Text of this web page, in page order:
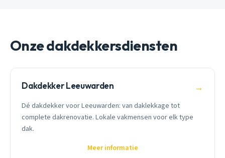
Onze dakdekkersdiensten
Dakdekker Leeuwarden →
Dé dakdekker voor Leeuwarden: van daklekkage tot
complete dakrenovatie. Lokale vakmensen voor elk type
dak.
Meer informatie